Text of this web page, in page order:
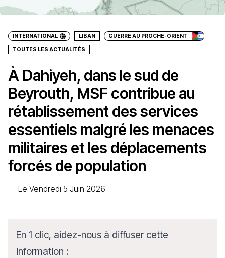
INTERNATIONAL LIBAN GUERRE AU PROCHE-ORIENT
TOUTES LES ACTUALITÉS
À Dahiyeh, dans le sud de
Beyrouth, MSF contribue au
rétablissement des services
essentiels malgré les menaces
militaires et les déplacements
forcés de population
— Le Vendredi 5 Juin 2026
En 1 clic, aidez-nous à diffuser cette
information :